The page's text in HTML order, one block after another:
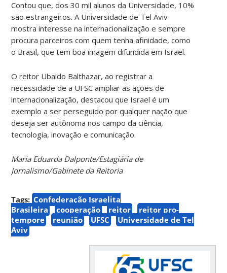
Contou que, dos 30 mil alunos da Universidade, 10%
são estrangeiros. A Universidade de Tel Aviv
mostra interesse na internacionalização e sempre
procura parceiros com quem tenha afinidade, como
o Brasil, que tem boa imagem difundida em Israel.
O reitor Ubaldo Balthazar, ao registrar a
necessidade de a UFSC ampliar as ações de
internacionalização, destacou que Israel é um
exemplo a ser perseguido por qualquer nação que
deseja ser autônoma nos campo da ciência,
tecnologia, inovação e comunicação.
Maria Eduarda Dalponte/Estagiária de
Jornalismo/Gabinete da Reitoria
Tags: Confederação Israelita
Brasileira
cooperação reitor
reitor pro-
tempore
reunião UFSC
Universidade de Tel
Aviv